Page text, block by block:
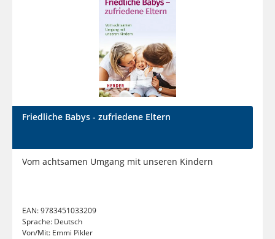
Friedliche Babys - zufriedene Eltern
Vom achtsamen Umgang mit unseren Kindern
EAN:9783451033209
Sprache: Deutsch
Von/Mit: Emmi Pikler